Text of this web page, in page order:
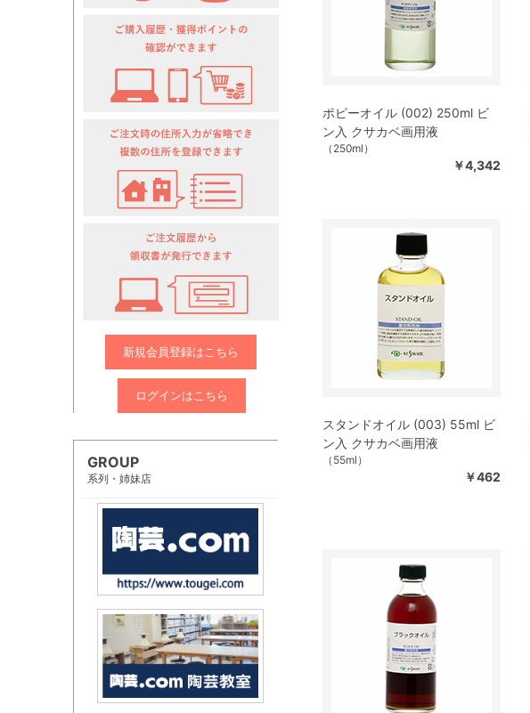
新規会員登録はこちら
ログインはこちら
GROUP
系列・姉妹店
ポピーオイル (002) 250ml ビ
ン入 クサカベ画用液
（250ml）
￥4,342
スタンドオイル (003) 55ml ビ
ン入 クサカベ画用液
（55ml）
￥462